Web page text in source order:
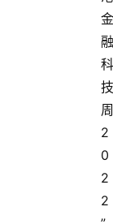
金
融
科
技
周
2
0
2
2